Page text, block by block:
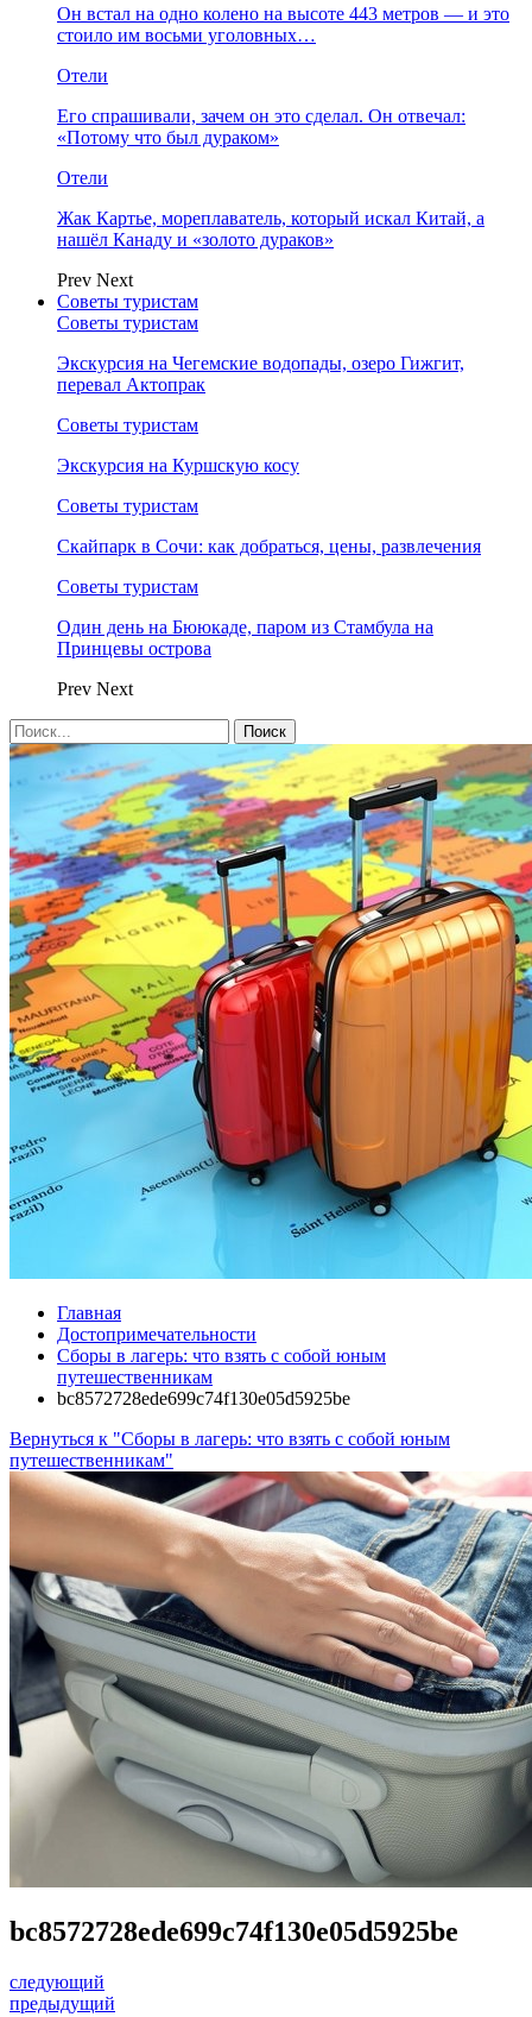
Он встал на одно колено на высоте 443 метров — и это
стоило им восьми уголовных…
Отели
Его спрашивали, зачем он это сделал. Он отвечал:
«Потому что был дураком»
Отели
Жак Картье, мореплаватель, который искал Китай, а
нашёл Канаду и «золото дураков»
Prev Next
Советы туристам
Советы туристам
Экскурсия на Чегемские водопады, озеро Гижгит,
перевал Актопрак
Советы туристам
Экскурсия на Куршскую косу
Советы туристам
Скайпарк в Сочи: как добраться, цены, развлечения
Советы туристам
Один день на Бююкаде, паром из Стамбула на
Принцевы острова
Prev Next
Главная
Достопримечательности
Сборы в лагерь: что взять с собой юным
путешественникам
bc8572728ede699c74f130e05d5925be
Вернуться к "Сборы в лагерь: что взять с собой юным
путешественникам"
bc8572728ede699c74f130e05d5925be
следующий
предыдущий